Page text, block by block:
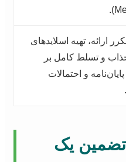
ارائه، تهیه اسلایدهای
و تسلط کامل بر
و احتمالات
تضمین یک